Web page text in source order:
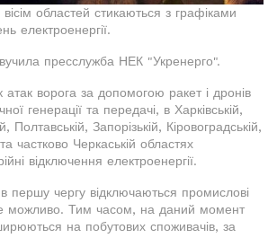
областей стикаються з графіками
електроенергії.
пресслужба НЕК "Укренерго".
атак ворога за допомогою ракет і дронів
генерації та передачі, в Харківській,
Полтавській, Запорізькій, Кіровоградській,
частково Черкаській областях
відключення електроенергії.
першу чергу відключаються промислові
можливо. Тим часом, на даний момент
на побутових споживачів, за